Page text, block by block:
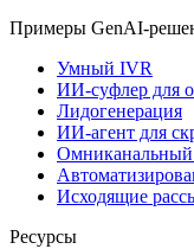
Примеры GenAI-
Умный IVR
ИИ-суфлер для
Лидогенерация
ИИ-агент для
Омниканальный
Исходящие
Ресурсы